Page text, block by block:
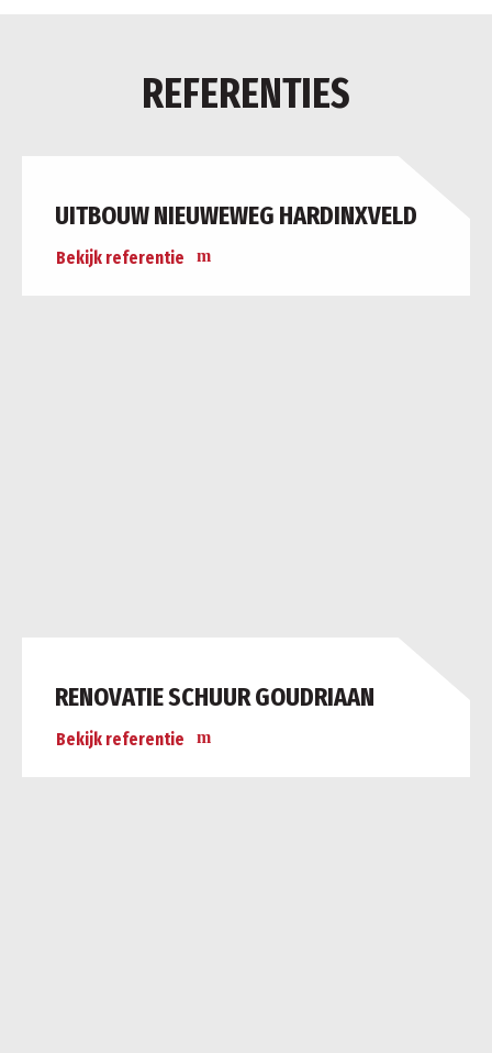
REFERENTIES
UITBOUW NIEUWEWEG HARDINXVELD
Bekijk referentie
RENOVATIE SCHUUR GOUDRIAAN
Bekijk referentie